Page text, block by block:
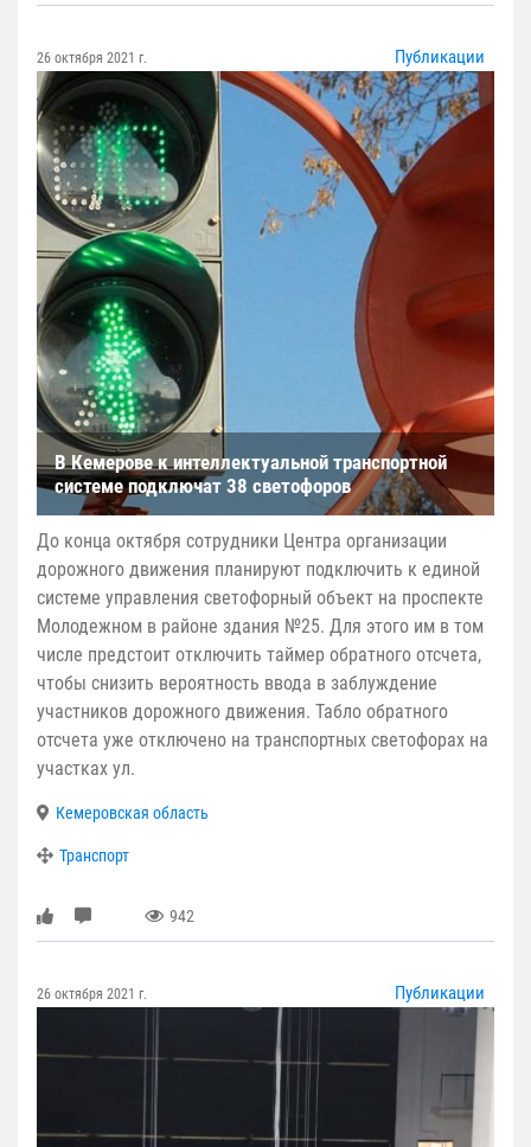
26 октября 2021 г. Публикации
В Кемерове к интеллектуальной транспортной
системе подключат 38 светофоров
До конца октября сотрудники Центра организации
дорожного движения планируют подключить к единой
системе управления светофорный объект на проспекте
Молодежном в районе здания №25. Для этого им в том
числе предстоит отключить таймер обратного отсчета,
чтобы снизить вероятность ввода в заблуждение
участников дорожного движения. Табло обратного
отсчета уже отключено на транспортных светофорах на
участках ул.
Кемеровская область
Транспорт
942
26 октября 2021 г. Публикации